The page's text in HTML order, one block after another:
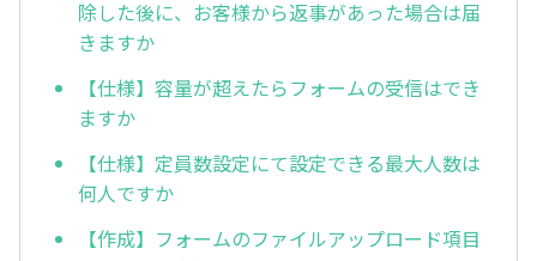
除した後に、お客様から返事があった場合は届
きますか
【仕様】容量が超えたらフォームの受信はでき
ますか
【仕様】定員数設定にて設定できる最大人数は
何人ですか
【作成】フォームのファイルアップロード項目